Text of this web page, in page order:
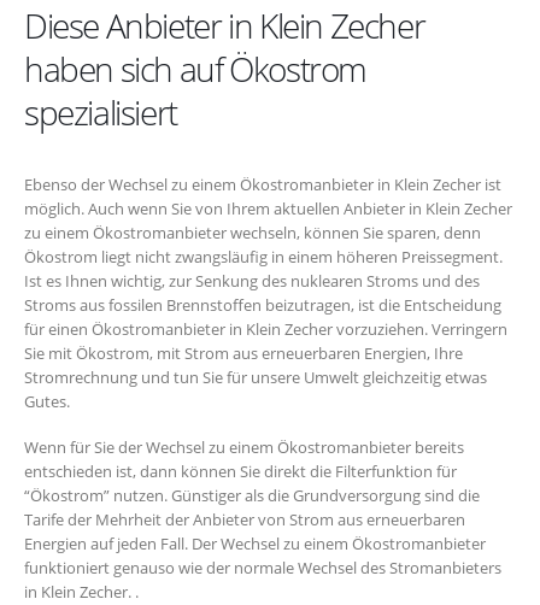
Diese Anbieter in Klein Zecher
haben sich auf Ökostrom
spezialisiert
Ebenso der Wechsel zu einem Ökostromanbieter in Klein Zecher ist
möglich. Auch wenn Sie von Ihrem aktuellen Anbieter in Klein Zecher
zu einem Ökostromanbieter wechseln, können Sie sparen, denn
Ökostrom liegt nicht zwangsläufig in einem höheren Preissegment.
Ist es Ihnen wichtig, zur Senkung des nuklearen Stroms und des
Stroms aus fossilen Brennstoffen beizutragen, ist die Entscheidung
für einen Ökostromanbieter in Klein Zecher vorzuziehen. Verringern
Sie mit Ökostrom, mit Strom aus erneuerbaren Energien, Ihre
Stromrechnung und tun Sie für unsere Umwelt gleichzeitig etwas
Gutes.
Wenn für Sie der Wechsel zu einem Ökostromanbieter bereits
entschieden ist, dann können Sie direkt die Filterfunktion für
“Ökostrom” nutzen. Günstiger als die Grundversorgung sind die
Tarife der Mehrheit der Anbieter von Strom aus erneuerbaren
Energien auf jeden Fall. Der Wechsel zu einem Ökostromanbieter
funktioniert genauso wie der normale Wechsel des Stromanbieters
in Klein Zecher. .